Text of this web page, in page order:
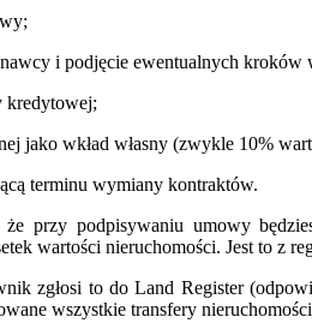
i podjęcie ewentualnych kroków
kredytowej;
jako wkład własny (zwykle 10%
terminu wymiany kontraktów.
przy podpisywaniu umowy
wartości nieruchomości. Jest to z
zgłosi to do Land Register
wszystkie transfery